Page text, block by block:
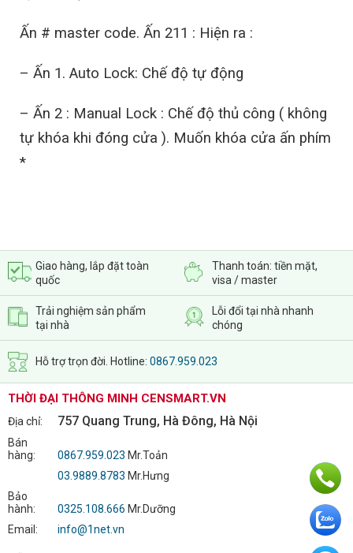
Ấn # master code. Ấn 211 : Hiện ra :
– Ấn 1. Auto Lock: Chế độ tự động
– Ấn 2 : Manual Lock : Chế độ thủ công ( không
tự khóa khi đóng cửa ). Muốn khóa cửa ấn phím
*
Giao hàng, lắp đặt toàn
quốc
Thanh toán: tiền mặt,
visa / master
Trải nghiệm sản phẩm
tại nhà
Lỗi đổi tại nhà nhanh
chóng
Hỗ trợ trọn đời. Hotline: 0867.959.023
THỜI ĐẠI THÔNG MINH CENSMART.VN
Địa chỉ: 757 Quang Trung, Hà Đông, Hà Nội
Bán
hàng:
0867.959.023 Mr.Toản
03.9889.8783 Mr.Hưng
Bảo
hành:
0325.108.666 Mr.Dưỡng
Email:
info@1net.vn